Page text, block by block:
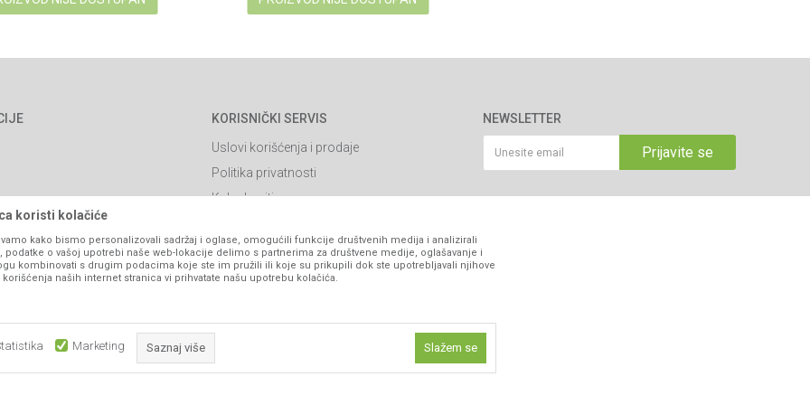
KORISNIČKI SERVIS
Uslovi korišćenja i prodaje
Politika privatnosti
Kako kupiti
Načini plaćanja
Pravo na odustajanje
Povraćaj sredstava
Plaćanje karticama
NEWSLETTER
Prijavite se
koristi kolačiće
kako bismo personalizovali sadržaj i oglase, omogućili funkcije društvenih medija i analizirali
podatke o vašoj upotrebi naše web-lokacije delimo s partnerima za društvene medije, oglašavanje i
kombinovati s drugim podacima koje ste im pružili ili koje su prikupili dok ste upotrebljavali njihove
korišćenja naših internet stranica vi prihvatate našu upotrebu kolačića.
Marketing Saznaj više Slažem se